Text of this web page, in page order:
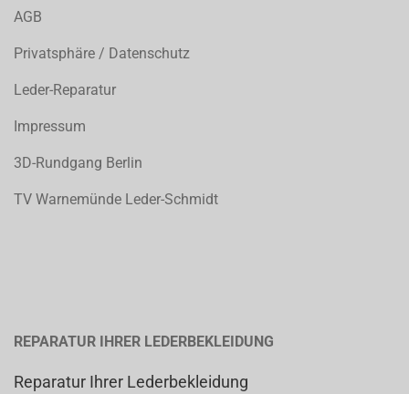
AGB
Privatsphäre / Datenschutz
Leder-Reparatur
Impressum
3D-Rundgang Berlin
TV Warnemünde Leder-Schmidt
REPARATUR IHRER LEDERBEKLEIDUNG
Reparatur Ihrer Lederbekleidung